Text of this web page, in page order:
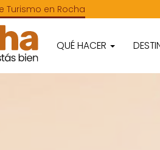
Turismo en Rocha
QUÉ HACER